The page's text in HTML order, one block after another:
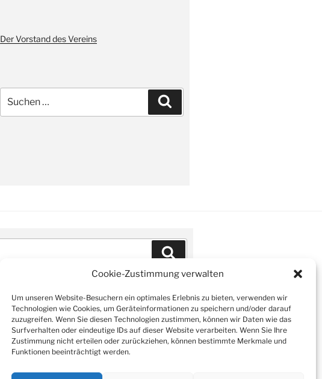
Cookie-Zustimmung verwalten
Um unseren Website-Besuchern ein optimales Erlebnis zu bieten, verwenden wir
Technologien wie Cookies, um Geräteinformationen zu speichern und/oder darauf
zuzugreifen. Wenn Sie diesen Technologien zustimmen, können wir Daten wie das
Surfverhalten oder eindeutige IDs auf dieser Website verarbeiten. Wenn Sie Ihre
Zustimmung nicht erteilen oder zurückziehen, können bestimmte Merkmale und
Funktionen beeinträchtigt werden.
Der Vorstand des Vereins
nach: